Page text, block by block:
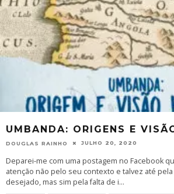
UMBANDA: ORIGENS E
DOUGLAS RAINHO JULHO 20, 2020
Deparei-me com uma postagem no Facebook
atenção não pelo seu contexto e talvez até
desejado, mas sim pela falta de i...